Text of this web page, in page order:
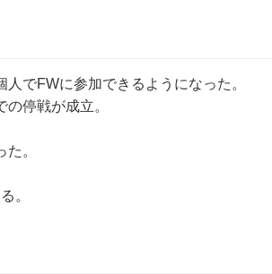
でFWに参加できるようになった。
停戦が成立。
。
。